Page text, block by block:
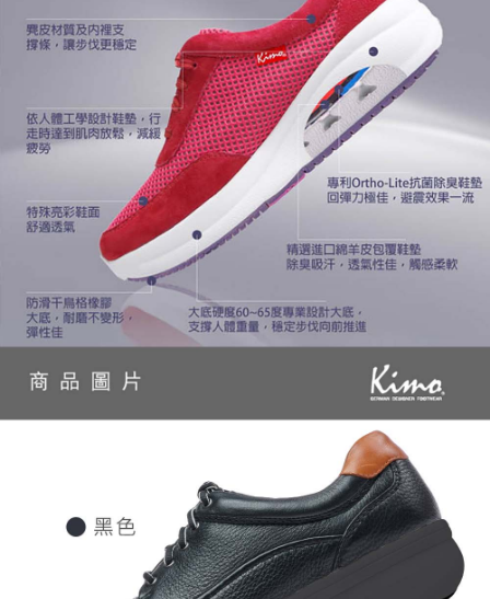
Perkhidmatan AFTEE Beli Sekarang Bayar Kemudian disediakan oleh NP
Taiwan, Inc. dan AFTEE akan membuat bil kepada pengguna. AFTEE
akan menggunakan data peribadi yang dikumpul (termasuk nama
pembeli, no. telefon, nama penerima, no. telefon, alamat penerima) untuk
penggunaan perkhidmatan. Sila rujuk kepada "Penyata Pengumpulan
Data Peribadi, Pemprosesan, Penggunaan"
(https://aftee.tw/privacypolicy/) untuk maklumat lanjut.
Jumlah yang diperakui untuk pengguna kali pertama yang lulus
kelulusan boleh sehingga NT$10,000. Jika pengguna tidak membuat
pembayaran dalam tempoh tersebut, yuran pembayaran lewat sebanyak
20% setahun akan dikenakan. Pengguna bawah umur dikehendaki
mendapatkan kebenaran daripada ibu bapa atau penjaga yang sah
untuk menggunakan AFTEE.
Sila hubungi NP Taiwan Inc. dics_tw@netprotections.co.jp
mempunyai sebarang kebimbangan mengenai pemprosesan dan
penggunaan pada data peribadi. Jika anda tidak bersetuju dengan data
peribadi yang disenaraikan seperti di atas akan dikumpul dan digunakan